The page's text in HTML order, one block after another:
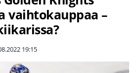
vaihtokauppaa –
19:15